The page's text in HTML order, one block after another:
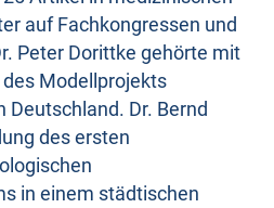
auf Fachkongressen und
Peter Dorittke gehörte mit
Modellprojekts
Dr. Bernd
des ersten
in einem städtischen